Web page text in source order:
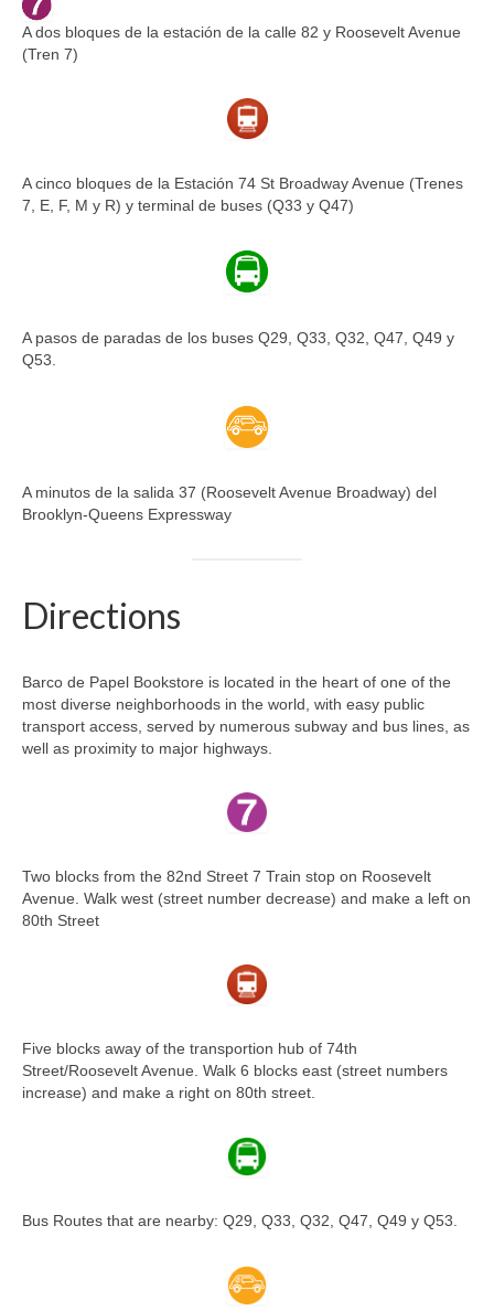
A dos bloques de la estación de la calle 82 y Roosevelt Avenue
(Tren 7)
A cinco bloques de la Estación 74 St Broadway Avenue (Trenes
7, E, F, M y R) y terminal de buses (Q33 y Q47)
A pasos de paradas de los buses Q29, Q33, Q32, Q47, Q49 y
Q53.
A minutos de la salida 37 (Roosevelt Avenue Broadway) del
Brooklyn-Queens Expressway
Directions
Barco de Papel Bookstore is located in the heart of one of the
most diverse neighborhoods in the world, with easy public
transport access, served by numerous subway and bus lines, as
well as proximity to major highways.
Two blocks from the 82nd Street 7 Train stop on Roosevelt
Avenue. Walk west (street number decrease) and make a left on
80th Street
Five blocks away of the transportion hub of 74th
Street/Roosevelt Avenue. Walk 6 blocks east (street numbers
increase) and make a right on 80th street.
Bus Routes that are nearby: Q29, Q33, Q32, Q47, Q49 y Q53.